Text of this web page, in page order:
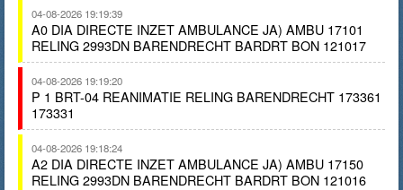
04-08-2026 19:19:39
A0 DIA DIRECTE INZET AMBULANCE JA) AMBU 17101
RELING 2993DN BARENDRECHT BARDRT BON 121017
04-08-2026 19:19:20
P 1 BRT-04 REANIMATIE RELING BARENDRECHT 173361
173331
04-08-2026 19:18:24
A2 DIA DIRECTE INZET AMBULANCE JA) AMBU 17150
RELING 2993DN BARENDRECHT BARDRT BON 121016